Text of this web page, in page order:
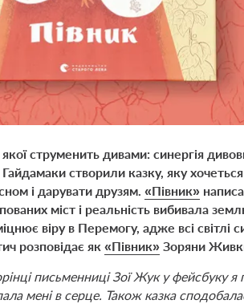
струменить дивами: синергія
створили казку, яку
і дарувати друзям. «Півник»
міст і реальність вибивала
віру в Перемогу, адже всі світлі
розповідає як «Півник» Зоряни
письменниці Зої Жук у фейсбуку я
мені в серце. Також казка